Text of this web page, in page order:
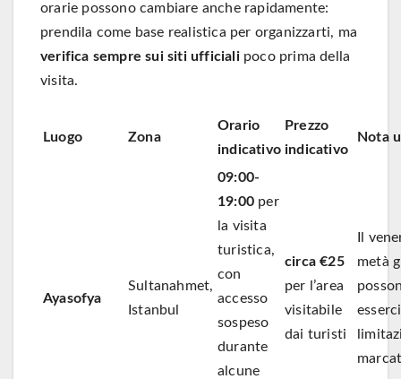
orarie possono cambiare anche rapidamente:
prendila come base realistica per organizzarti, ma
verifica sempre sui siti ufficialipoco prima della
visita.
Luogo Zona
Orario
indicativo
Prezzo
indicativo
Nota
Ayasofya
Sultanahmet,
Istanbul
09:00-
19:00 per
la visita
turistica,
con
accesso
sospeso
durante
alcune
circa €25
per l’area
visitabile
dai turisti
Il
metà
esserci